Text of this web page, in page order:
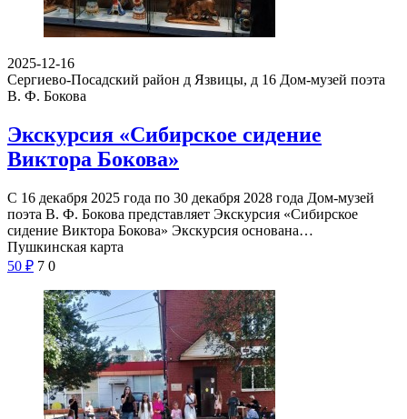
2025-12-16
Сергиево-Посадский район д Язвицы, д 16 Дом-музей поэта
В. Ф. Бокова
Экскурсия «Сибирское сидение
Виктора Бокова»
С 16 декабря 2025 года по 30 декабря 2028 года Дом-музей
поэта В. Ф. Бокова представляет Экскурсия «Сибирское
сидение Виктора Бокова» Экскурсия основана…
Пушкинская карта
50 ₽ 7 0